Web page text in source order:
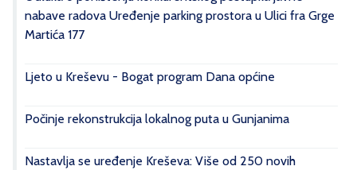
nabave radova Uređenje parking prostora u Ulici fra Grge
Martića 177
Ljeto u Kreševu - Bogat program Dana općine
Počinje rekonstrukcija lokalnog puta u Gunjanima
Nastavlja se uređenje Kreševa: Više od 250 novih